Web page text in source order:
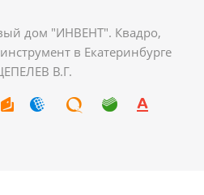
дом "ИНВЕНТ". Квадро,
в Екатеринбурге
В.Г.